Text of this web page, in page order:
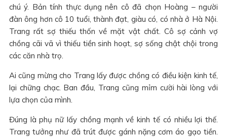
chú ý. Bản tính thực dụng nên cô đã chọn Hoàng – người
đàn ông hơn cô 10 tuổi, thành đạt, giàu có, có nhà ở Hà Nội.
Trang rất sợ thiếu thốn về mặt vật chất. Cô sợ cảnh vợ
chồng cãi vã vì thiếu tiền sinh hoạt, sợ sống chật chội trong
các căn nhà trọ.
Ai cũng mừng cho Trang lấy được chồng có điều kiện kinh tế,
lại chững chạc. Ban đầu, Trang cũng mỉm cười hài lòng với
lựa chọn của mình.
Đúng là phụ nữ lấy chồng mạnh về kinh tế có nhiều lợi thế.
Trang tưởng như đã trút được gánh nặng cơm áo gạo tiền.